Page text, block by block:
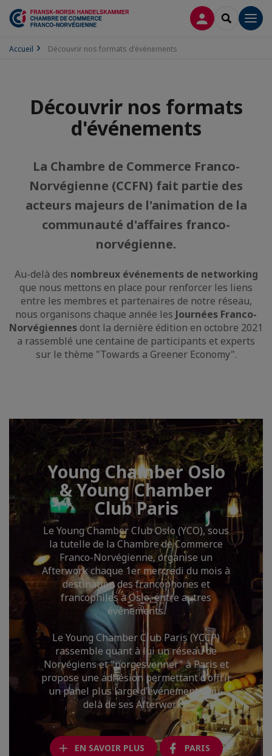
CONNEXION
Accueil Découvrir nos formats d'événements
Découvrir nos formats
d'événements
La Chambre de Commerce Franco-
Norvégienne (CCFN) fait partie des
acteurs majeurs de l'animation de la
communauté d'affaires franco-
norvégienne.
Au-delà des nombreux événements de networking
que nous mettons en place pour renforcer les liens
entre les membres et partenaires de notre réseau,
nous organisons chaque année les Journées Franco-
Norvégiennesdont la dernière édition en octobre 2021
a rassemblé une centaine de participants et experts
sur le thème "Towards a Greener Economy".
Young Chamber Oslo
& Young Chamber
Club Paris
Le Young Chamber Club Oslo (YCO), sous
la tutelle de la Chambre de Commerce
Franco-Norvégienne, organise un
Afterwork chaque 1er mercredi du mois à
destination des francophones et
francophiles à Oslo, entre autres
événements.
Le Young Chamber Club Paris (YCCP)
rassemble quant à lui un réseau de
Norvégiens et "norgesvenner" à Paris et
propose une adhésion permettant d'offrir
un panel plus large d'événements, au-
delà de ses Afterworks.
EN SAVOIR PLUS PARIS